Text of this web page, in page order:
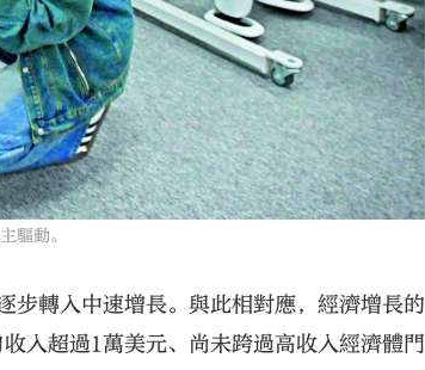
驅動。
轉入中速增長。與此相對應，經濟增長的
入超過1萬美元、尚未跨過高收入經濟體門